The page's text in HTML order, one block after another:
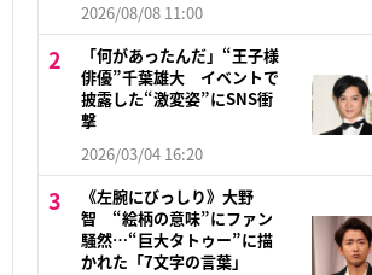
2026/08/08 11:00
「何があったんだ」“王子様
俳優”千葉雄大 イベントで
披露した“激変姿”にSNS衝
撃
2026/03/04 16:20
《左腕にびっしり》大野
智 “絵柄の意味”にファン
騒然…“巨大タトゥー”に描
かれた「7文字の言葉」